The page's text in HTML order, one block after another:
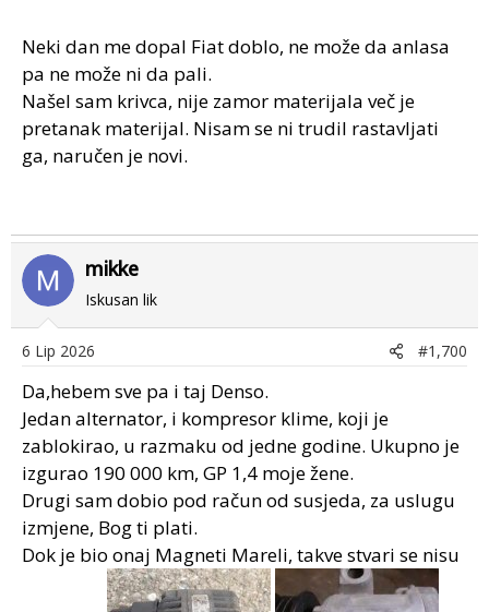
Neki dan me dopal Fiat doblo, ne može da anlasa
pa ne može ni da pali.
Našel sam krivca, nije zamor materijala več je
pretanak materijal. Nisam se ni trudil rastavljati
ga, naručen je novi.
mikke
Iskusan lik
6 Lip 2026 #1,700
Da,hebem sve pa i taj Denso.
Jedan alternator, i kompresor klime, koji je
zablokirao, u razmaku od jedne godine. Ukupno je
izgurao 190 000 km, GP 1,4 moje žene.
Drugi sam dobio pod račun od susjeda, za uslugu
izmjene, Bog ti plati.
Dok je bio onaj Magneti Mareli, takve stvari se nisu